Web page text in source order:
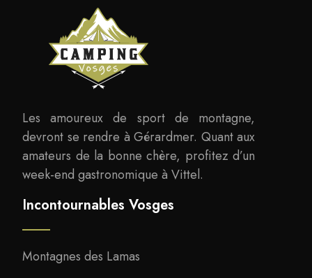
Les amoureux de sport de montagne,
devront se rendre à Gérardmer. Quant aux
amateurs de la bonne chère, profitez d’un
week-end gastronomique à Vittel.
Incontournables Vosges
Montagnes des Lamas